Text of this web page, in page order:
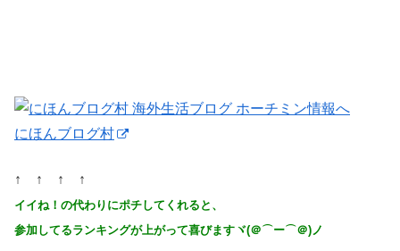
にほんブログ村
↑ ↑ ↑ ↑
イイね！の代わりにポチしてくれると、
参加してるランキングが上がって喜びますヾ(＠⌒ー⌒＠)ノ